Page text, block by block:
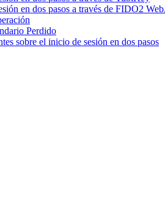
en dos pasos a través de FIDO2
Perdido
sobre el inicio de sesión en dos pasos